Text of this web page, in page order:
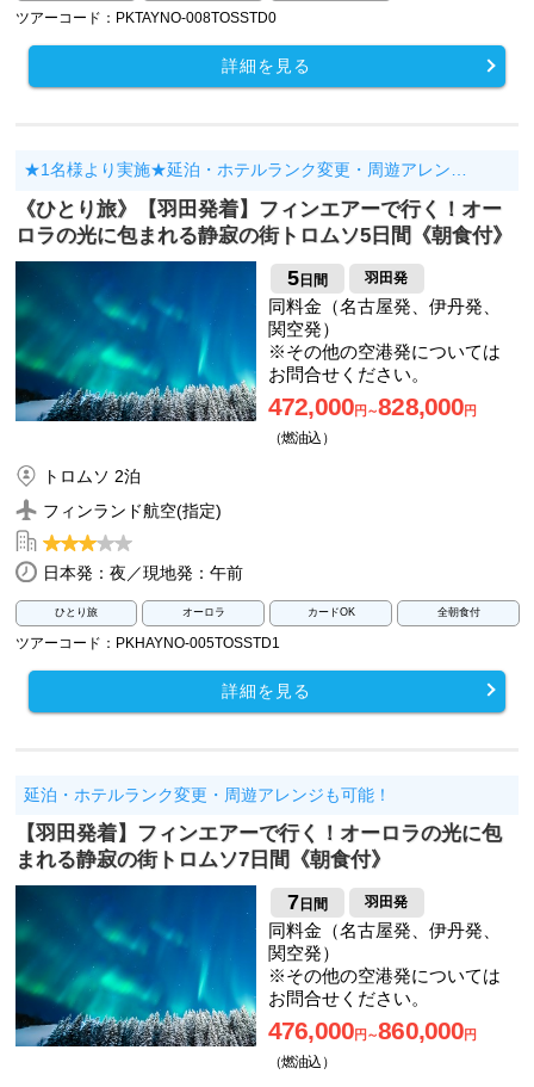
ツアーコード：PKTAYNO-008TOSSTD0
詳細を見る
★1名様より実施★延泊・ホテルランク変更・周遊アレン…
《ひとり旅》【羽田発着】フィンエアーで行く！オー
ロラの光に包まれる静寂の街トロムソ5日間《朝食付》
5日間 羽田発
同料金（名古屋発、伊丹発、
関空発）
※その他の空港発については
お問合せください。
472,000円～828,000円
（燃油込）
トロムソ 2泊
フィンランド航空(指定)
日本発：夜／現地発：午前
ひとり旅 オーロラ カードOK 全朝食付
ツアーコード：PKHAYNO-005TOSSTD1
詳細を見る
延泊・ホテルランク変更・周遊アレンジも可能！
【羽田発着】フィンエアーで行く！オーロラの光に包
まれる静寂の街トロムソ7日間《朝食付》
7 日間 羽田発
同料金（名古屋発、伊丹発、
関空発）
※その他の空港発については
お問合せください。
476,000円～860,000円
（燃油込）